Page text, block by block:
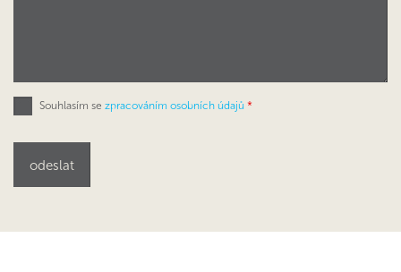
Souhlasím se zpracováním osobních údajů *